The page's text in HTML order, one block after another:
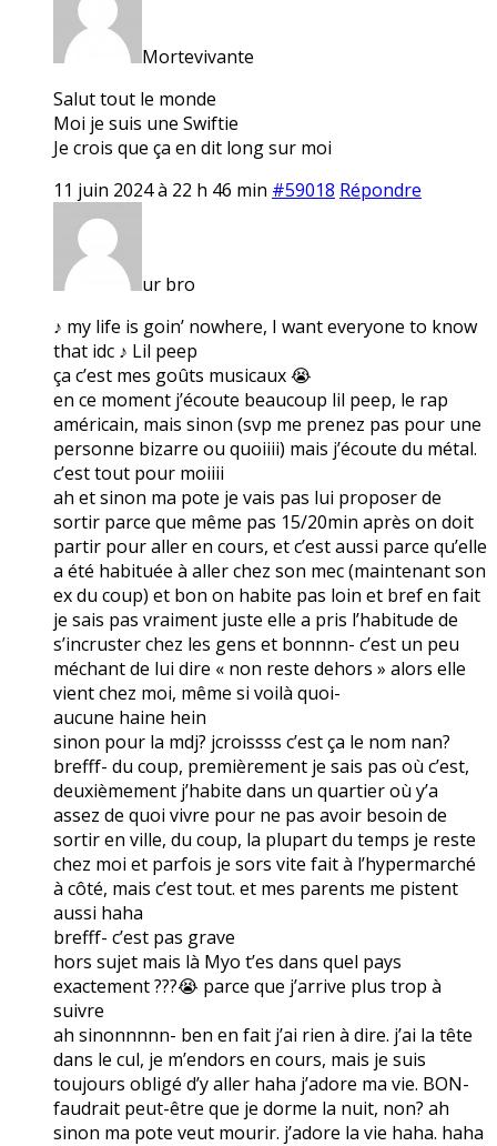
Mortevivante
Salut tout le monde
Moi je suis une Swiftie
Je crois que ça en dit long sur moi
11 juin 2024 à 22 h 46 min #59018 Répondre
ur bro
♪ my life is goin’ nowhere, I want everyone to know
that idc ♪ Lil peep
ça c’est mes goûts musicaux 😭
en ce moment j’écoute beaucoup lil peep, le rap
américain, mais sinon (svp me prenez pas pour une
personne bizarre ou quoiiii) mais j’écoute du métal.
c’est tout pour moiiii
ah et sinon ma pote je vais pas lui proposer de
sortir parce que même pas 15/20min après on doit
partir pour aller en cours, et c’est aussi parce qu’elle
a été habituée à aller chez son mec (maintenant son
ex du coup) et bon on habite pas loin et bref en fait
je sais pas vraiment juste elle a pris l’habitude de
s’incruster chez les gens et bonnnn- c’est un peu
méchant de lui dire « non reste dehors » alors elle
vient chez moi, même si voilà quoi-
aucune haine hein
sinon pour la mdj? jcroissss c’est ça le nom nan?
brefff- du coup, premièrement je sais pas où c’est,
deuxièmement j’habite dans un quartier où y’a
assez de quoi vivre pour ne pas avoir besoin de
sortir en ville, du coup, la plupart du temps je reste
chez moi et parfois je sors vite fait à l’hypermarché
à côté, mais c’est tout. et mes parents me pistent
aussi haha
brefff- c’est pas grave
hors sujet mais là Myo t’es dans quel pays
exactement ???😭 parce que j’arrive plus trop à
suivre
ah sinonnnnn- ben en fait j’ai rien à dire. j’ai la tête
dans le cul, je m’endors en cours, mais je suis
toujours obligé d’y aller haha j’adore ma vie. BON-
faudrait peut-être que je dorme la nuit, non? ah
sinon ma pote veut mourir. j’adore la vie haha. haha